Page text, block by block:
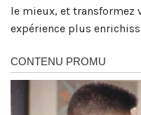
le mieux, et transformez
expérience plus